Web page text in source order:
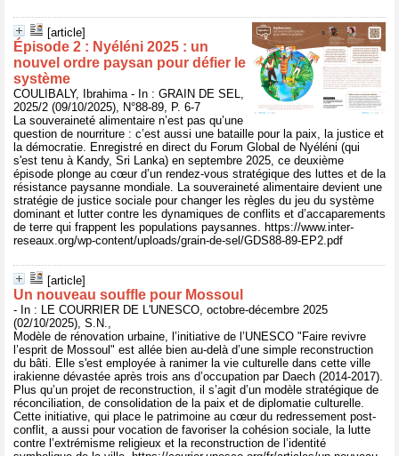
[article]
Épisode 2 : Nyéléni 2025 : un
nouvel ordre paysan pour défier le
système
COULIBALY, Ibrahima - In : GRAIN DE SEL,
2025/2 (09/10/2025), N°88-89, P. 6-7
La souveraineté alimentaire n’est pas qu’une
question de nourriture : c’est aussi une bataille pour la paix, la justice et
la démocratie. Enregistré en direct du Forum Global de Nyéléni (qui
s'est tenu à Kandy, Sri Lanka) en septembre 2025, ce deuxième
épisode plonge au cœur d’un rendez-vous stratégique des luttes et de la
résistance paysanne mondiale. La souveraineté alimentaire devient une
stratégie de justice sociale pour changer les règles du jeu du système
dominant et lutter contre les dynamiques de conflits et d’accaparements
de terre qui frappent les populations paysannes. https://www.inter-
reseaux.org/wp-content/uploads/grain-de-sel/GDS88-89-EP2.pdf
[article]
Un nouveau souffle pour Mossoul
- In : LE COURRIER DE L'UNESCO, octobre-décembre 2025
(02/10/2025), S.N.,
Modèle de rénovation urbaine, l’initiative de l’UNESCO "Faire revivre
l’esprit de Mossoul" est allée bien au-delà d’une simple reconstruction
du bâti. Elle s'est employée à ranimer la vie culturelle dans cette ville
irakienne dévastée après trois ans d’occupation par Daech (2014-2017).
Plus qu’un projet de reconstruction, il s’agit d’un modèle stratégique de
réconciliation, de consolidation de la paix et de diplomatie culturelle.
Cette initiative, qui place le patrimoine au cœur du redressement post-
conflit, a aussi pour vocation de favoriser la cohésion sociale, la lutte
contre l’extrémisme religieux et la reconstruction de l’identité